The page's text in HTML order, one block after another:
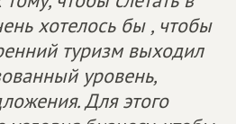
хотелось бы , чтобы
туризм выходил
уровень,
Для этого